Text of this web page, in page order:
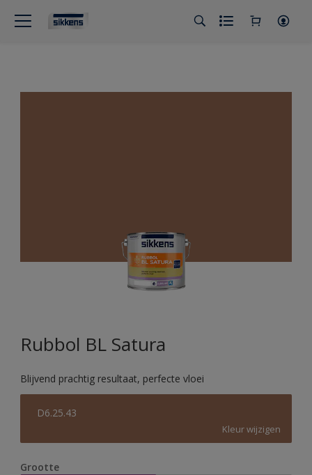
Rubbol BL Satura
Blijvend prachtig resultaat, perfecte vloei
D6.25.43
Kleur wijzigen
Grootte